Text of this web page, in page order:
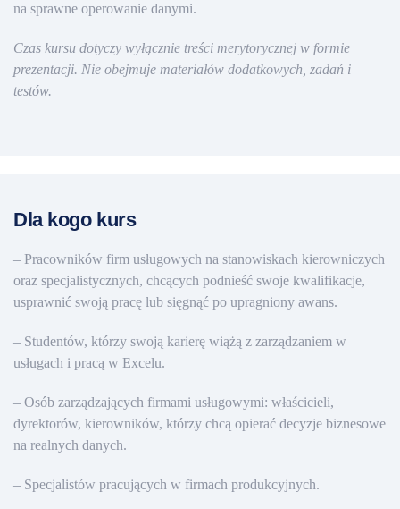
na sprawne operowanie danymi.
Czas kursu dotyczy wyłącznie treści merytorycznej w formie
prezentacji. Nie obejmuje materiałów dodatkowych, zadań i
testów.
Dla kogo kurs
– Pracowników firm usługowych na stanowiskach kierowniczych
oraz specjalistycznych, chcących podnieść swoje kwalifikacje,
usprawnić swoją pracę lub sięgnąć po upragniony awans.
– Studentów, którzy swoją karierę wiążą z zarządzaniem w
usługach i pracą w Excelu.
– Osób zarządzających firmami usługowymi: właścicieli,
dyrektorów, kierowników, którzy chcą opierać decyzje biznesowe
na realnych danych.
– Specjalistów pracujących w firmach produkcyjnych.